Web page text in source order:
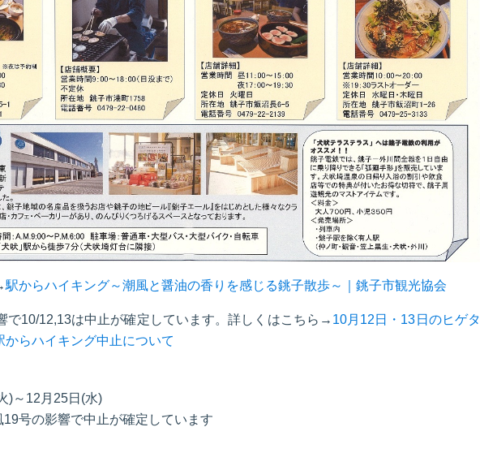
駅からハイキング～潮風と醤油の香りを感じる銚子散歩～｜銚子市観光協会
で10/12,13は中止が確定しています。詳しくはこちら→ 10月12日・13日のヒゲタ
からハイキング中止について
)～12月25日(水)
号の影響で中止が確定しています